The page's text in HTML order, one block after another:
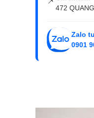
472
Zalo
0901